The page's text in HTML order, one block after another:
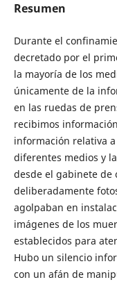
Resumen
Durante el
decretado por el
la mayoría de los
únicamente de la
en las ruedas de
recibimos
información relativa
diferentes medios y
desde el gabinete de
deliberadamente
agolpaban en
imágenes de los
establecidos para
Hubo un silencio
con un afán de